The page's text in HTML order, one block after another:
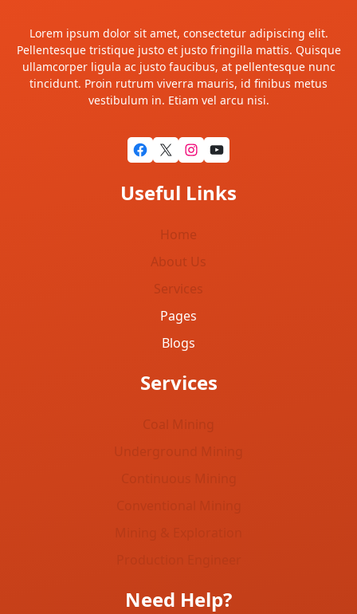
Lorem ipsum dolor sit amet, consectetur adipiscing elit.
Pellentesque tristique justo et justo fringilla mattis. Quisque
ullamcorper ligula ac justo faucibus, at pellentesque nunc
tincidunt. Proin rutrum viverra mauris, id finibus metus
vestibulum in. Etiam vel arcu nisi.
Facebook X Instagram YouTube
Useful Links
Home
About Us
Services
Pages
Blogs
Services
Coal Mining
Underground Mining
Need Help?